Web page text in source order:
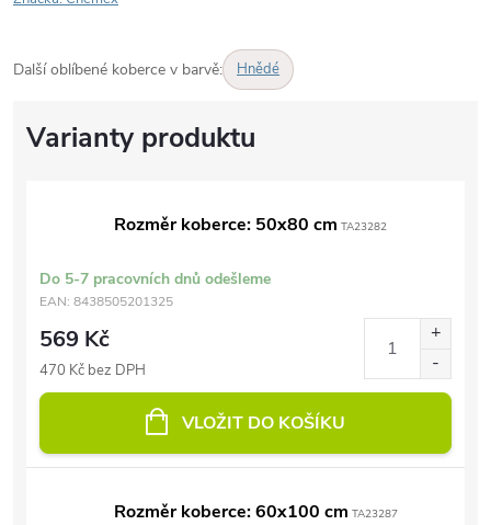
Další oblíbené koberce v barvě: Hnědé
Rozměr koberce: 50x80 cm TA23282
Do 5-7 pracovních dnů odešleme
EAN: 8438505201325
569 Kč
470 Kč bez DPH
VLOŽIT DO KOŠÍKU
Rozměr koberce: 60x100 cm TA23287